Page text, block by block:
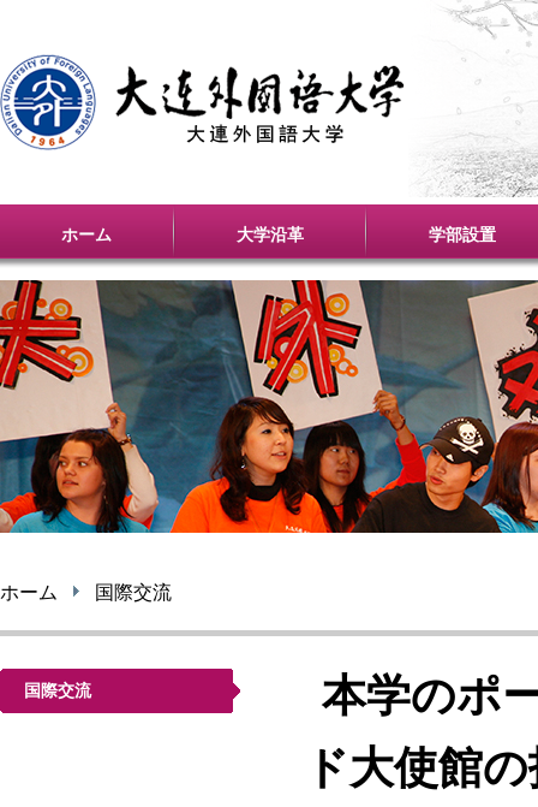
ホーム 大学沿革 学部設置
ホーム 国際交流
国際交流
本学のポ
ド大使館